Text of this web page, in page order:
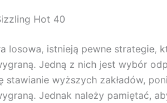
Hot 40
losowa, istnieją pewne strategie,
Jedną z nich jest wybór
stawianie wyższych zakładów,
Jednak należy pamiętać,